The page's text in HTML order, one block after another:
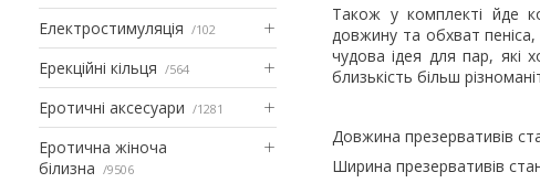
Електростимуляція 102
Ерекційні кільця 564
Еротичні аксесуари 1281
Еротична жіноча
білизна
9506
Також у комплекті йде
довжину та обхват
чудова ідея для пар, які
близькість більш
Довжина презервативів
Ширина презервативів